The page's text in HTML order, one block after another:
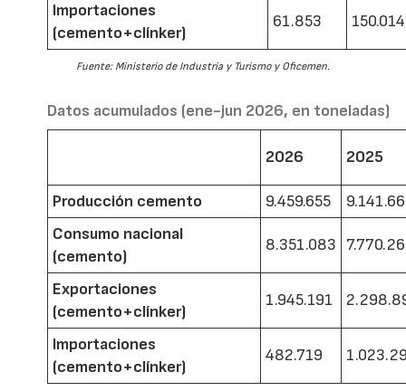
Importaciones
(cemento+clínker)
61.853 150.014
Fuente: Ministerio de Industria y Turismo y Oficemen.
Datos acumulados (ene-jun 2026, en toneladas)
2026 2025
Producción cemento 9.459.655
Consumo nacional
(cemento)
8.351.083
Exportaciones
(cemento+clínker)
1.945.191
Importaciones
(cemento+clínker)
482.719